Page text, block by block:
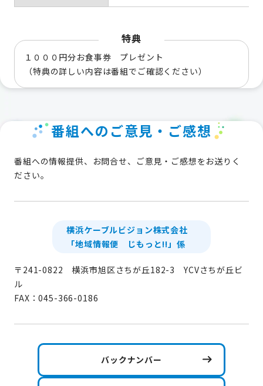
特典
１０００円分お食事券 プレゼント
（特典の詳しい内容は番組でご確認ください）
番組へのご意見・ご感想
番組への情報提供、お問合せ、ご意見・ご感想をお送りく
ださい。
横浜ケーブルビジョン株式会社
「地域情報便 じもっと!!」係
〒241-0822 横浜市旭区さちが丘182-3 YCVさちが丘ビ
ル
FAX：045-366-0186
バックナンバー